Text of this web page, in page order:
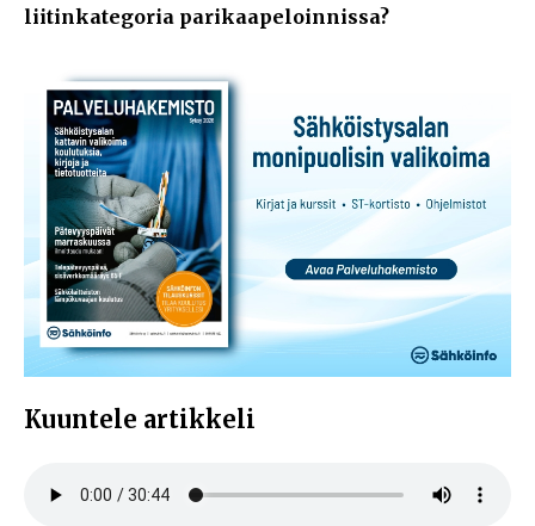
liitinkategoria parikaapeloinnissa?
Kuuntele artikkeli